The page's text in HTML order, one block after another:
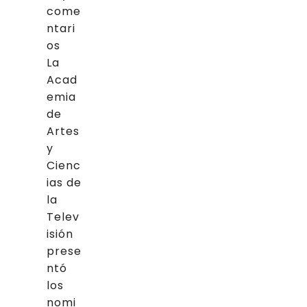
come
ntari
os
La
Acad
emia
de
Artes
y
Cienc
ias de
la
Telev
isión
prese
ntó
los
nomi